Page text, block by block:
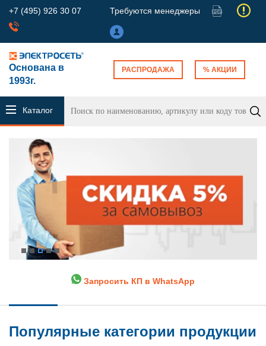
+7 (495) 926 30 07 Требуются менеджеры
Основана в
1993г.
РАСПРОДАЖА % АКЦИИ
Каталог
продукции
Запросить КП в WhatsApp
Популярные категории продукции